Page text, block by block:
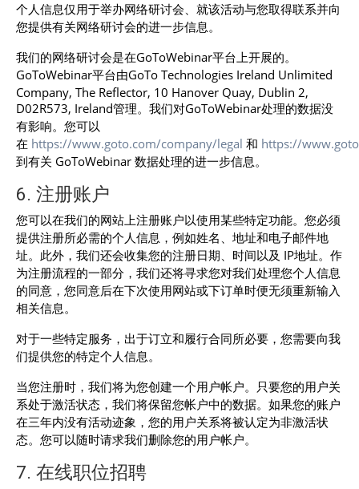
个人信息仅用于举办网络研讨会、就该活动与您取得联系并向
您提供有关网络研讨会的进一步信息。
我们的网络研讨会是在GoToWebinar平台上开展的。
GoToWebinar平台由GoTo Technologies Ireland Unlimited
Company, The Reflector, 10 Hanover Quay, Dublin 2,
D02R573, Ireland管理。我们对GoToWebinar处理的数据没
有影响。您可以
在 https://www.goto.com/company/legal 和 https://
到有关 GoToWebinar 数据处理的进一步信息。
6. 注册账户
您可以在我们的网站上注册账户以使用某些特定功能。您必须
提供注册所必需的个人信息，例如姓名、地址和电子邮件地
址。此外，我们还会收集您的注册日期、时间以及 IP地址。作
为注册流程的一部分，我们还将寻求您对我们处理您个人信息
的同意，您同意后在下次使用网站或下订单时便无须重新输入
相关信息。
对于一些特定服务，出于订立和履行合同所必要，您需要向我
们提供您的特定个人信息。
当您注册时，我们将为您创建一个用户帐户。只要您的用户关
系处于激活状态，我们将保留您帐户中的数据。如果您的账户
在三年内没有活动迹象，您的用户关系将被认定为非激活状
态。您可以随时请求我们删除您的用户帐户。
7. 在线职位招聘